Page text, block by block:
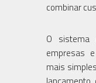
combinar
O sistema
empresas
mais